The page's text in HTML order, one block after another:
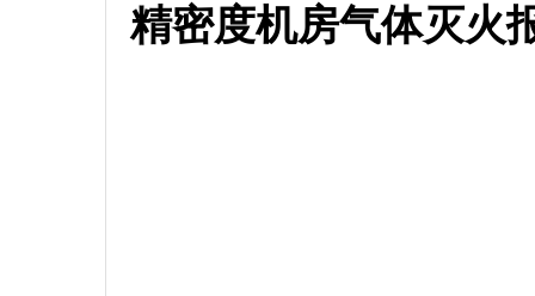
精密度机房气体灭火